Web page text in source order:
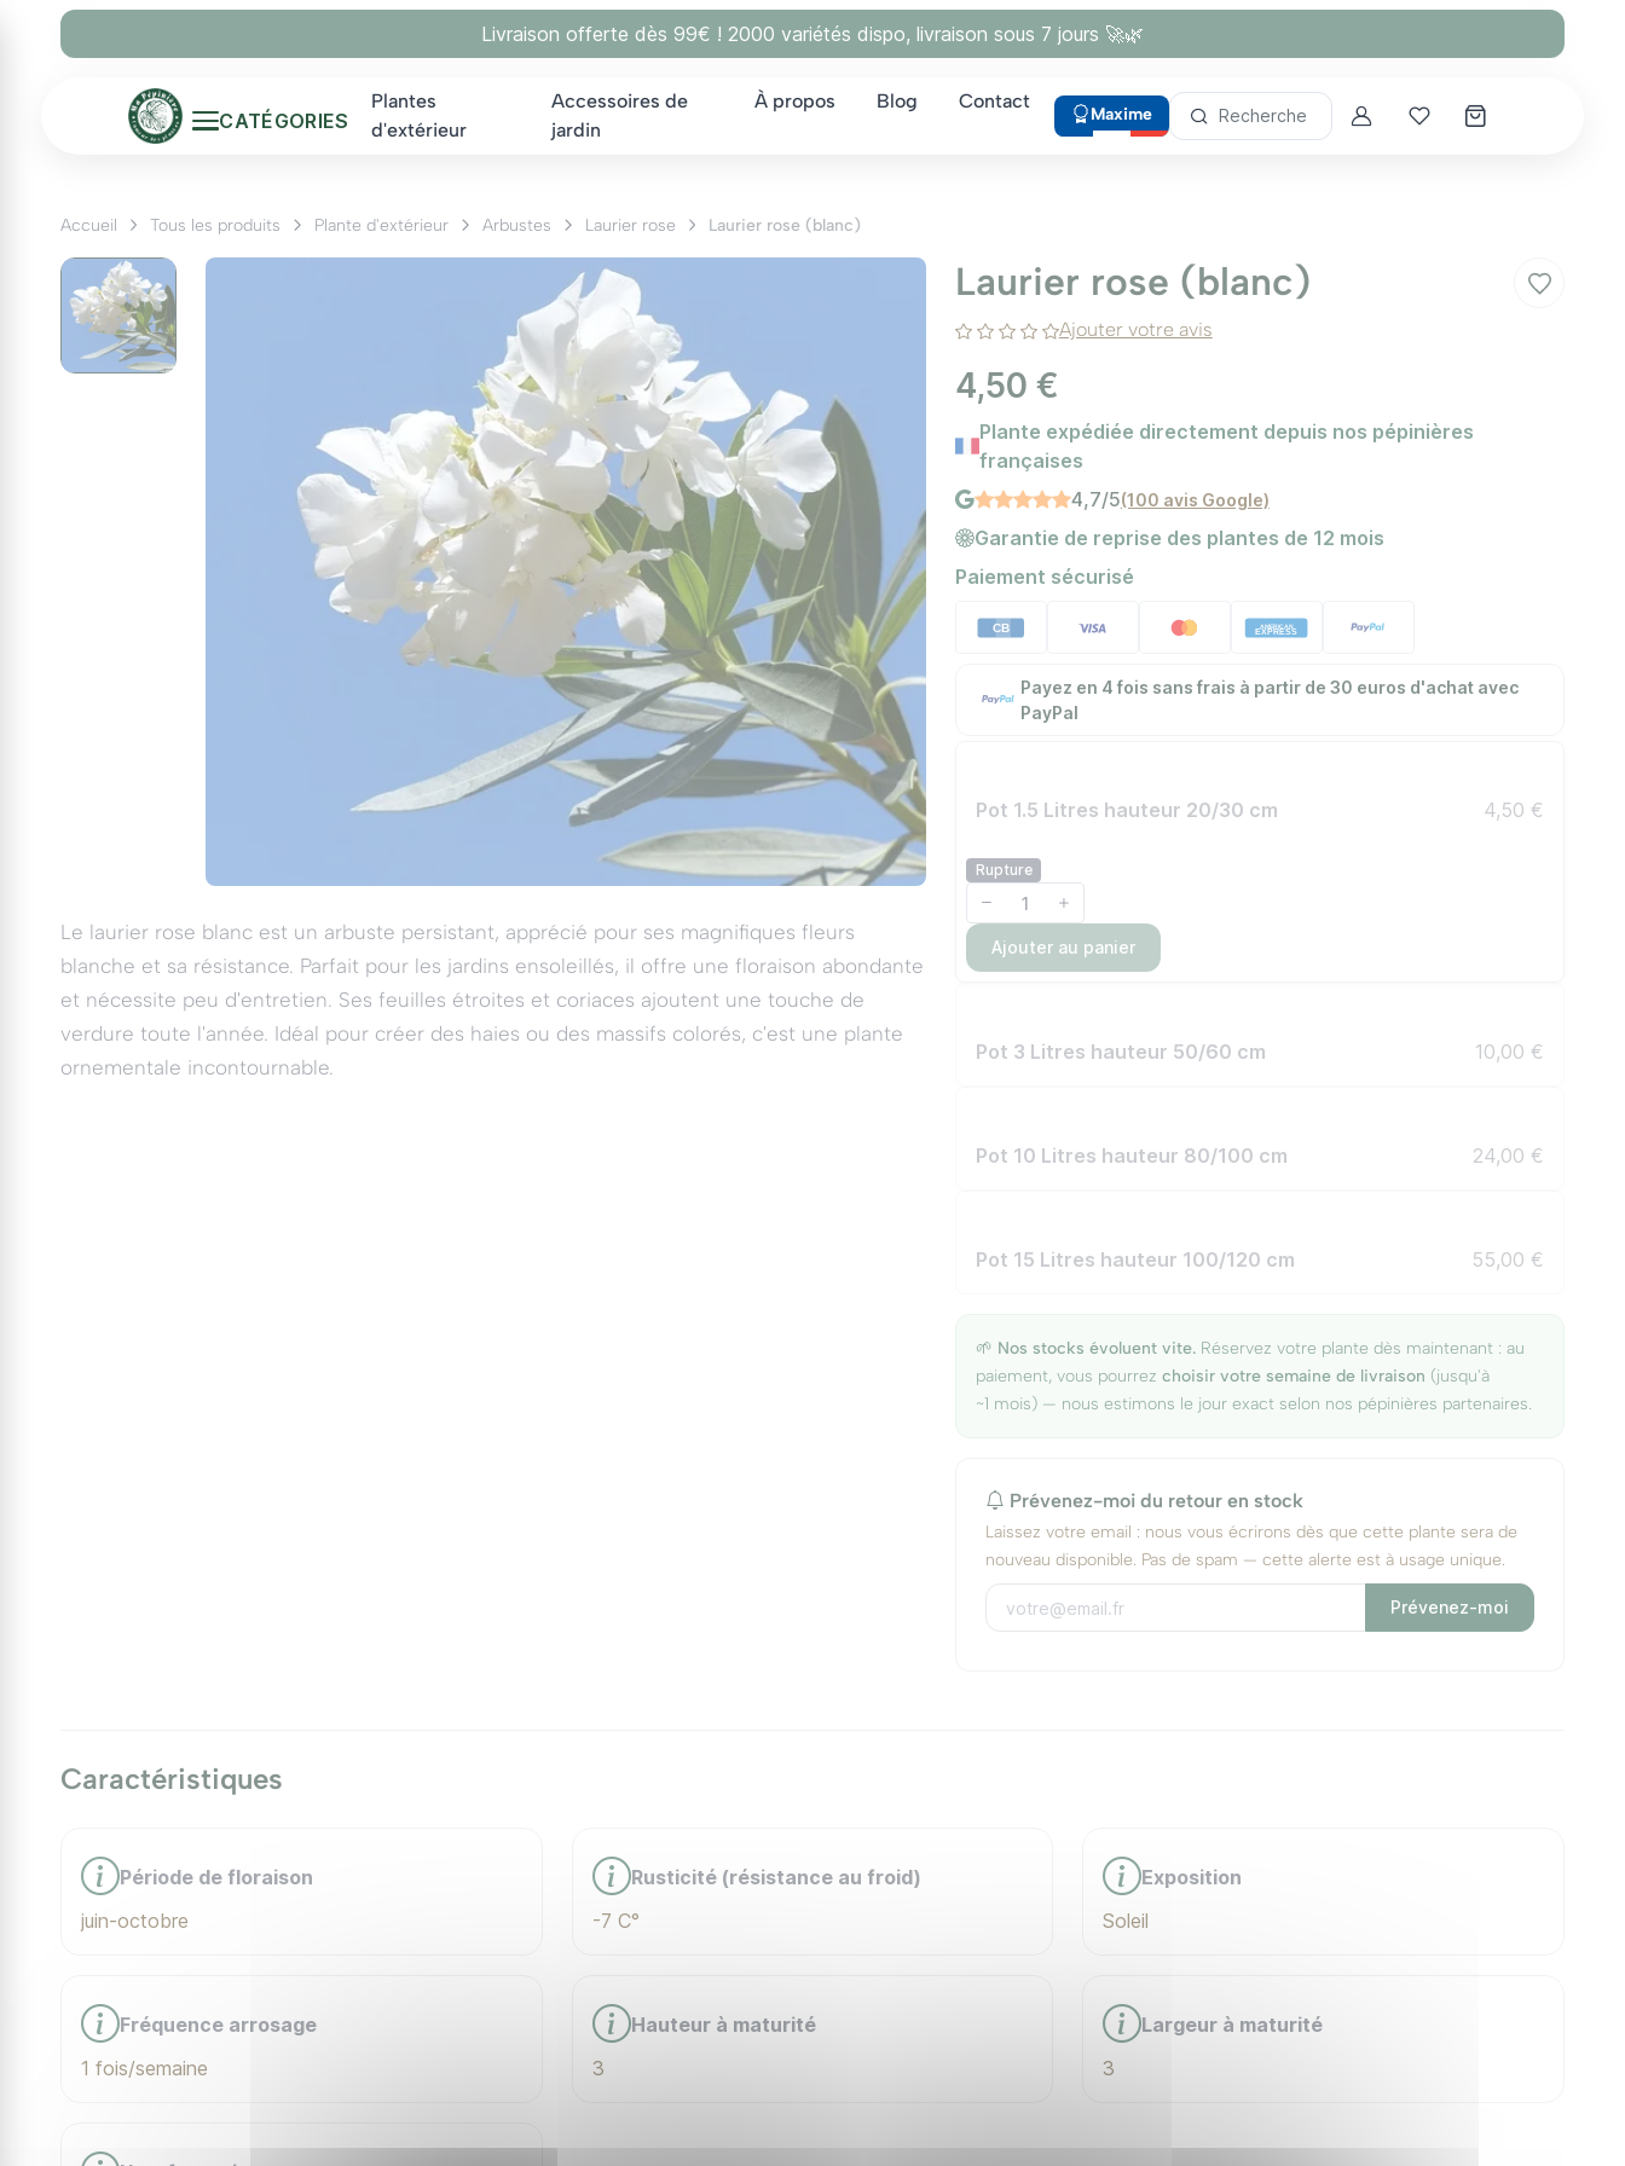
Livraison offerte dès 99€ ! 2000 variétés dispo, livraison sous 7 jours 🚀🌿
CATÉGORIES
Plantes
d'extérieur
Accessoires de
jardin
À propos Blog Contact
Maxime Recherche AccountMes coups de cœur
Accueil Tous les produits Plante d'extérieur Arbustes Laurier rose Laurier rose (blanc)
Le laurier rose blanc est un arbuste persistant, apprécié pour ses magnifiques fleurs
blanche et sa résistance. Parfait pour les jardins ensoleillés, il offre une floraison abondante
et nécessite peu d'entretien. Ses feuilles étroites et coriaces ajoutent une touche de
verdure toute l'année. Idéal pour créer des haies ou des massifs colorés, c'est une plante
ornementale incontournable.
Laurier rose (blanc)
Ajouter votre avis
4,50 €
Plante expédiée directement depuis nos pépinières
françaises
4,7/5(100 avis Google)
Garantie de reprise des plantes de 12 mois
Paiement sécurisé
Payez en 4 fois sans frais à partir de 30 euros d'achat avec
PayPal
Pot 1.5 Litres hauteur 20/30 cm 4,50 €
Rupture
Ajouter au panier
Pot 3 Litres hauteur 50/60 cm 10,00 €
Pot 10 Litres hauteur 80/100 cm 24,00 €
Pot 15 Litres hauteur 100/120 cm 55,00 €
🌱 Nos stocks évoluent vite.Réservez votre plante dès maintenant : au
paiement, vous pourrez choisir votre semaine de livraison (jusqu'à
~1 mois) — nous estimons le jour exact selon nos pépinières partenaires.
Prévenez-moi du retour en stock
Laissez votre email : nous vous écrirons dès que cette plante sera de
nouveau disponible. Pas de spam — cette alerte est à usage unique.
Prévenez-moi
Caractéristiques
Période de floraison
juin-octobre
Rusticité (résistance au froid)
-7 C°
Exposition
Soleil
Fréquence arrosage
1 fois/semaine
Hauteur à maturité
3
Largeur à maturité
3
Panneau de gestion des cookies